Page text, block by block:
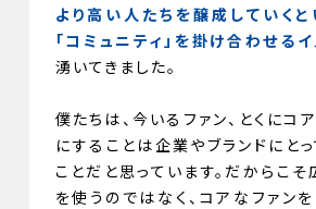
より高い人たちを醸成していくと
「コミュニティ」を掛け合わせる
湧いてきました。
僕たちは、今いるファン、とくにコ
にすることは企業やブランドにと
ことだと思っています。だからこ
を使うのではなく、コアなファン